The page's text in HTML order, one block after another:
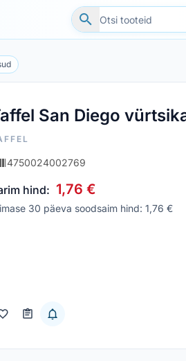
San Diego
4750024002769
hind: 1,76 €
30 päeva soodsaim hind: 1,76 €